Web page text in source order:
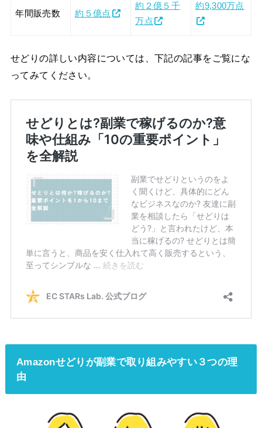
年間販売数 約５億点
約２億５千
万点
約9,300万点
せどりの詳しい内容については、下記の記事をご覧にな
ってみてください。
Amazonせどりが副業で取り組みやすい３つの理
由